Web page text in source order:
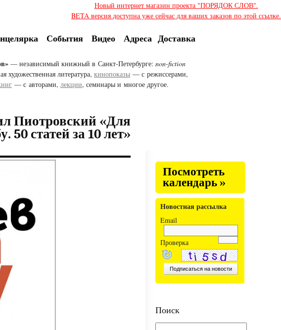
Новый интернет магазин проекта "ПОРЯДОК СЛОВ".
BETA версия доступна уже сейчас для ваших заказов по этой ссылке.
События Видео Адреса Доставка
— независимый книжный в Санкт-Петербурге: non-fiction
художественная литература, кинопоказы — с режиссерами,
— с авторами, лекции, семинары и многое другое.
Пиотровский «Для
50 статей за 10 лет»
Посмотреть
календарь »
Новостная рассылка
Email
Проверка
Поиск